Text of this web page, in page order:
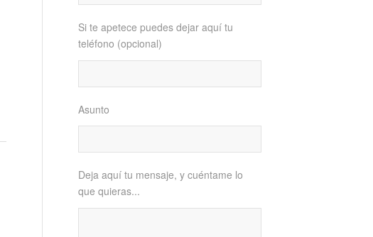
Si te apetece puedes dejar aquí tu
teléfono (opcional)
Asunto
Deja aquí tu mensaje, y cuéntame lo
que quieras...